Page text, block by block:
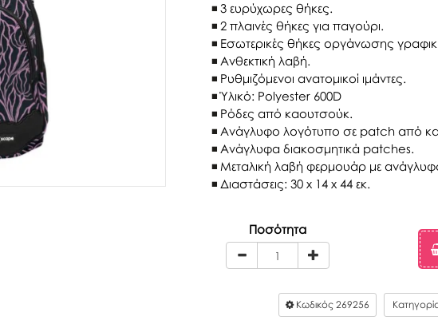
3 ευρύχωρες θήκες.
2 πλαινές θήκες για παγούρι.
Εσωτερικές θήκες οργάνωσης
Ανθεκτική λαβή.
Ρυθμιζόμενοι ανατομικοί ιμάντες.
Ύλικό: Polyester 600D
Ρόδες από καουτσούκ.
Ανάγλυφο λογότυπο σε patch από
Ανάγλυφα διακοσμητικά patches.
Μεταλική λαβή φερμουάρ με
Διαστάσεις: 30 x 14 x 44 εκ.
Ποσότητα
Κωδικός 269256